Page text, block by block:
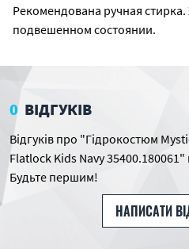
Рекомендована ручная
подвешенном состоянии.
0 ВІДГУКІВ
Відгуків про "Гідрокостюм
Flatlock Kids Navy
Будьте першим!
НАПИСАТИ